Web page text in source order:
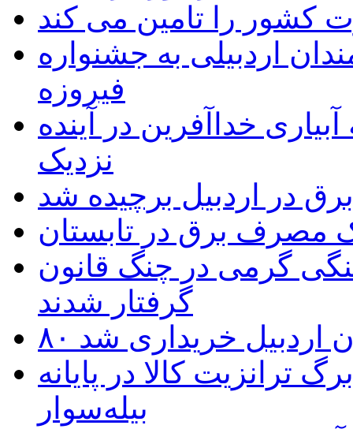
به۵۰ اثر هنرمندان اردبیلی به جشنواره
فیروزه
خداآفرین در آینده
نزدیک
مصرف برق در تابستان
گرمی در چنگ قانون
گرفتار شدند
اردبیل خریداری شد
کالا در پایانه
بیله‌سوار